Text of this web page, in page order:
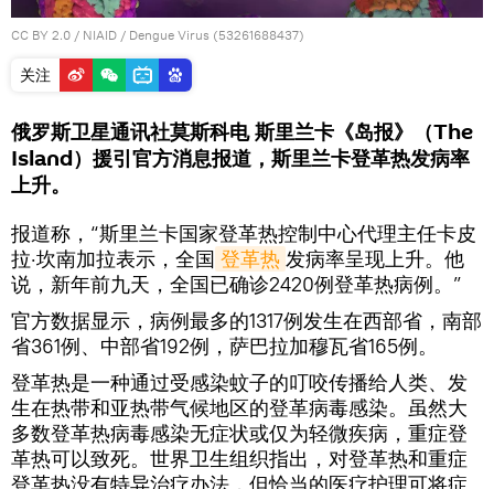
CC BY 2.0 / NIAID / Dengue Virus (53261688437)
关注
俄罗斯卫星通讯社莫斯科电 斯里兰卡《岛报》（The
Island）援引官方消息报道，斯里兰卡登革热发病率
上升。
报道称，“斯里兰卡国家登革热控制中心代理主任卡皮
拉·坎南加拉表示，全国 登革热 发病率呈现上升。他
说，新年前九天，全国已确诊2420例登革热病例。”
官方数据显示，病例最多的1317例发生在西部省，南部
省361例、中部省192例，萨巴拉加穆瓦省165例。
登革热是一种通过受感染蚊子的叮咬传播给人类、发
生在热带和亚热带气候地区的登革病毒感染。虽然大
多数登革热病毒感染无症状或仅为轻微疾病，重症登
革热可以致死。世界卫生组织指出，对登革热和重症
登革热没有特异治疗办法，但恰当的医疗护理可将症